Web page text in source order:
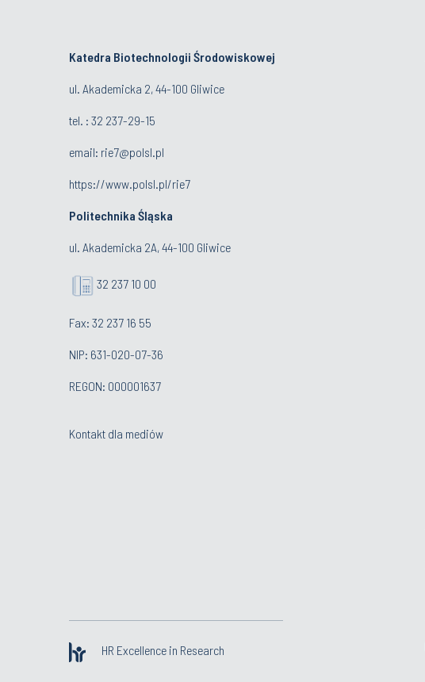
Katedra Biotechnologii Środowiskowej
ul. Akademicka 2, 44-100 Gliwice
tel. : 32 237-29-15
email: rie7@polsl.pl
https://www.polsl.pl/rie7
Politechnika Śląska
ul. Akademicka 2A, 44-100 Gliwice
32 237 10 00
Fax: 32 237 16 55
NIP: 631-020-07-36
REGON: 000001637
Kontakt dla mediów
HR Excellence in Research